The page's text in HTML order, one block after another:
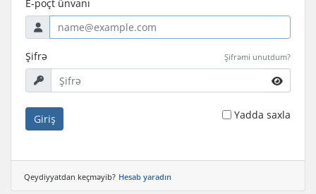
E-poçt ünvanı
Şifrə Şifrəmi unutdum?
Giriş Yadda saxla
Qeydiyyatdan keçməyib? Hesab yaradın